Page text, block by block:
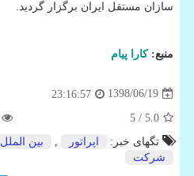
سازان مستقل ایران برگزار گردید.
منبع:كارا پیام
1398/06/19
23:16:57
5.0
/ 5
تگهای خبر:
اپراتور بین الملل
شركت